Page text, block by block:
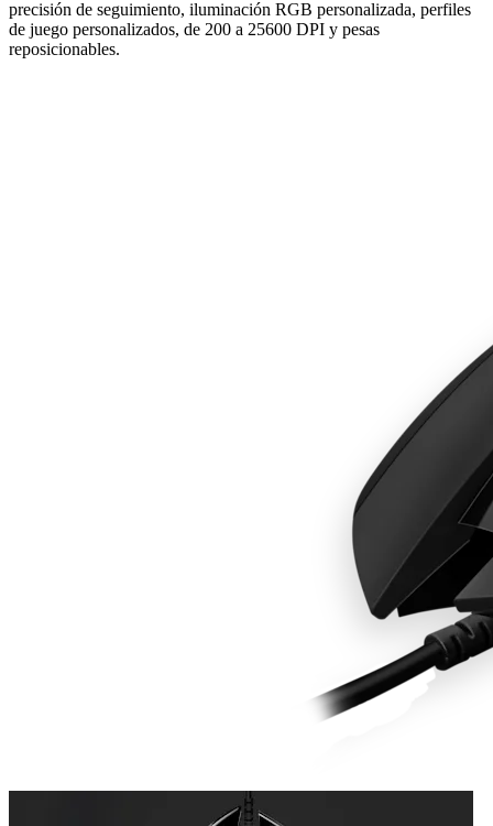
precisión de seguimiento, iluminación RGB personalizada, perfiles
de juego personalizados, de 200 a 25600 DPI y pesas
reposicionables.